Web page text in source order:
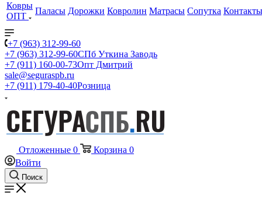
Ковры
ОПТ
Паласы Дорожки Ковролин Матрасы Сопутка Контакты
+7 (963) 312-99-60
+7 (963) 312-99-60СПб Уткина Заводь
+7 (911) 160-00-73Опт Дмитрий
sale@seguraspb.ru
+7 (911) 179-40-40Розница
Отложенные 0 Корзина 0
Войти
Поиск